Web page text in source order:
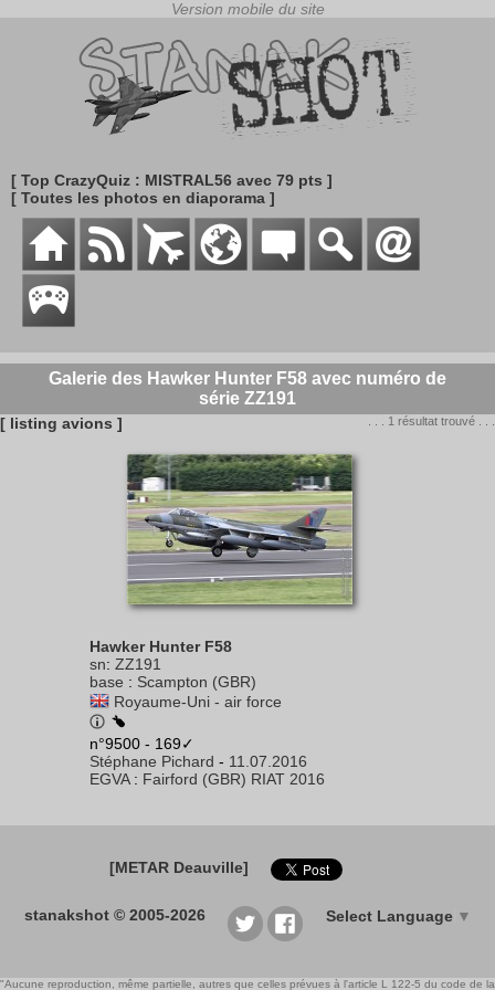
[ Top CrazyQuiz : MISTRAL56 avec 79 pts ]
[ Toutes les photos en diaporama ]
Galerie des Hawker Hunter F58 avec numéro de
série ZZ191
[ listing avions ] . . . 1 résultat trouvé . . .
Hawker Hunter F58
sn: ZZ191
base : Scampton (GBR)
Royaume-Uni - air force
n°9500 - 169✓
Stéphane Pichard - 11.07.2016
EGVA: Fairford (GBR) RIAT 2016
[METAR Deauville]
stanakshot © 2005-2026 Select Language ▼
"Aucune reproduction, même partielle, autres que celles prévues à l'article L 122-5 du code de la